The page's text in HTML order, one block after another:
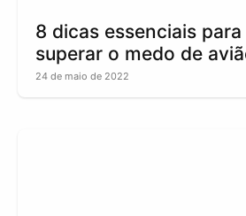
8 dicas essenciais
superar o medo de
24 de maio de 2022